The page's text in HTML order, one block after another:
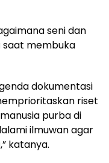
seni dan
saat membuka
dokumentasi
riset
purba di
ilmuwan agar
katanya.